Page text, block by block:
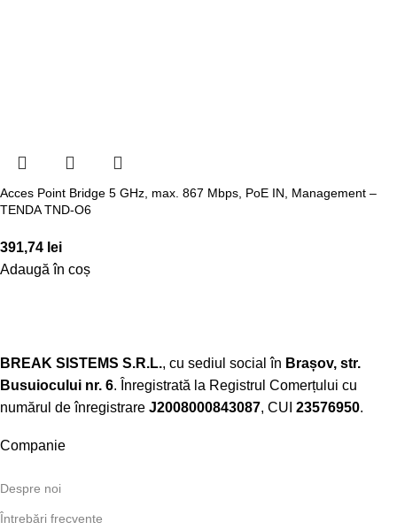
Acces Point Bridge 5 GHz, max. 867 Mbps, PoE IN, Management –
TENDA TND-O6
391,74 lei
Adaugă în coș
BREAK SISTEMS S.R.L., cu sediul social în Brașov, str.
Busuiocului nr. 6. Înregistrată la Registrul Comerțului cu
numărul de înregistrare J2008000843087, CUI 23576950.​
Companie
Despre noi
Întrebări frecvente